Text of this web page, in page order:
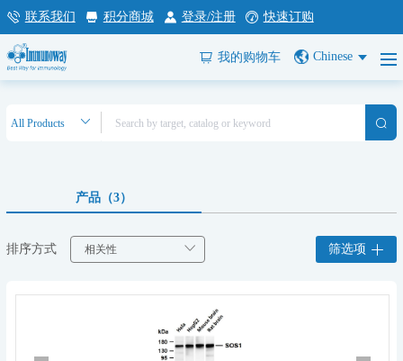
联系我们 积分商城 登录/注册 快速订购
我的购物车 Chinese
产品（3）
排序方式 筛选项